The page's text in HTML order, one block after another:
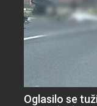
Oglasilo se